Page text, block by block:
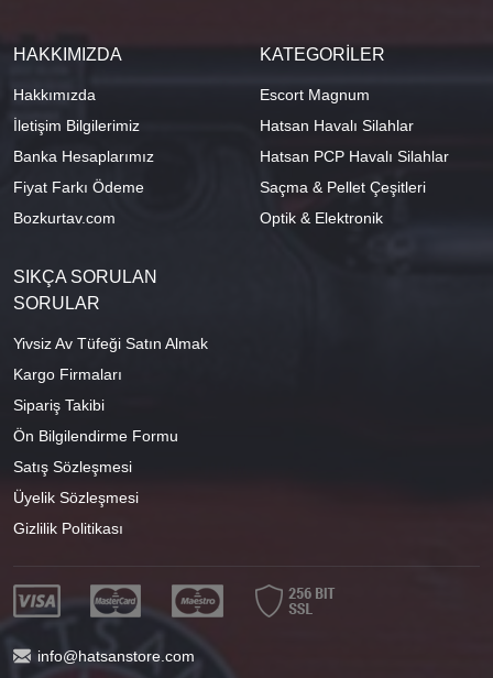
HAKKIMIZDA
Hakkımızda
İletişim Bilgilerimiz
Banka Hesaplarımız
Fiyat Farkı Ödeme
Bozkurtav.com
KATEGORİLER
Escort Magnum
Hatsan Havalı Silahlar
Hatsan PCP Havalı Silahlar
Saçma & Pellet Çeşitleri
Optik & Elektronik
SIKÇA SORULAN
SORULAR
Yivsiz Av Tüfeği Satın Almak
Kargo Firmaları
Sipariş Takibi
Ön Bilgilendirme Formu
Satış Sözleşmesi
Üyelik Sözleşmesi
Gizlilik Politikası
info@hatsanstore.com